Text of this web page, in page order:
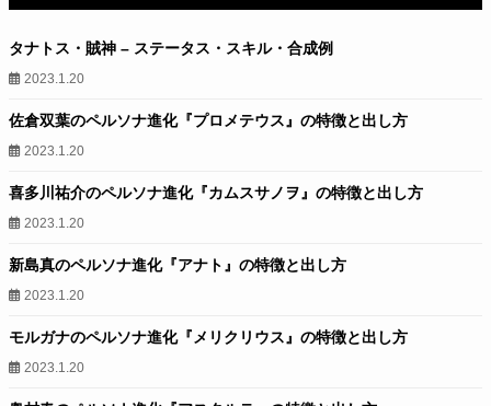
タナトス・賊神 – ステータス・スキル・合成例
2023.1.20
佐倉双葉のペルソナ進化『プロメテウス』の特徴と出し方
2023.1.20
喜多川祐介のペルソナ進化『カムスサノヲ』の特徴と出し方
2023.1.20
新島真のペルソナ進化『アナト』の特徴と出し方
2023.1.20
モルガナのペルソナ進化『メリクリウス』の特徴と出し方
2023.1.20